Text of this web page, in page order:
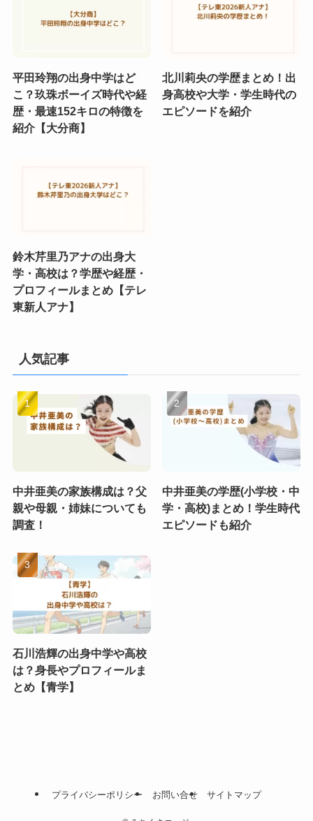
平田玲翔の出身中学はど
こ？玖珠ボーイズ時代や経
歴・最速152キロの特徴を
紹介【大分商】
北川莉央の学歴まとめ！出
身高校や大学・学生時代の
エピソードを紹介
鈴木芹里乃アナの出身大
学・高校は？学歴や経歴・
プロフィールまとめ【テレ
東新人アナ】
人気記事
中井亜美の家族構成は？父
親や母親・姉妹についても
調査！
中井亜美の学歴(小学校・中
学・高校)まとめ！学生時代
エピソードも紹介
石川浩輝の出身中学や高校
は？身長やプロフィールま
とめ【青学】
プライバシーポリシー お問い合せ サイトマップ